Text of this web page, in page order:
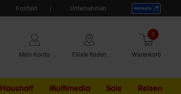
Kontakt Unternehmen
Mein Konto Filiale finden Warenkorb
0 Artikel
Haushalt Multimedia Sale Externer
Reisen